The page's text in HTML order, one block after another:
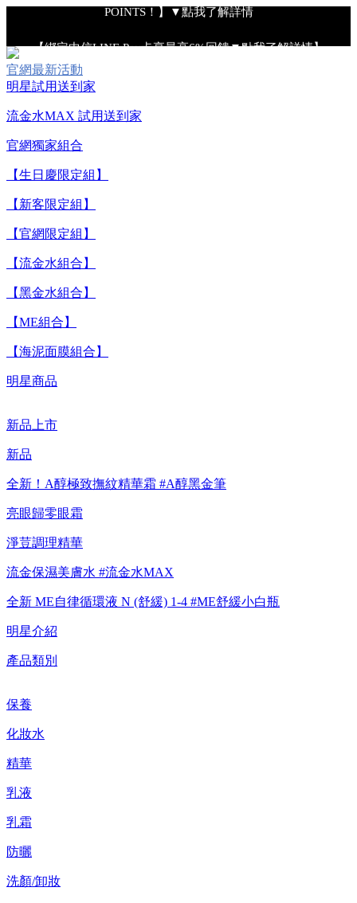
【重要公告】IPSA 無法驗證非官方通路銷售之品牌商品的真實
【全新流金水MAX 百元試用送到家！再享回購金】▼點我立
【8/4-8/9 新客LINE購物導購滿$2,000送100點LINE
【綁定中信LINE Pay卡享最高6%回饋▼點我了解詳情】
【重要公告】IPSA 無法驗證非官方通路銷售之品牌商品的真實
官網最新活動
明星試用送到家
流金水MAX 試用送到家
官網獨家組合
【生日慶限定組】
【新客限定組】
【官網限定組】
【流金水組合】
【黑金水組合】
【ME組合】
【海泥面膜組合】
明星商品
新品上市
新品
全新！A醇極致撫紋精華霜 #A醇黑金筆
亮眼歸零眼霜
淨荳調理精華
流金保濕美膚水 #流金水MAX
全新 ME自律循環液 N (舒緩) 1-4 #ME舒緩小白瓶
明星介紹
產品類別
保養
化妝水
精華
乳液
乳霜
防曬
洗顏/卸妝